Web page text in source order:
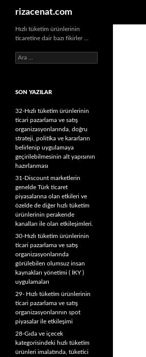
rizacenat.com
Hızlı tüketim ürünlerinin
ticaretine dair bazı fikirler …
A
r
a
SON YAZILAR
32-Hızlı tüketim ürünlerinin
ticari pazarlama ve satış
organizasyonlarında, doğru
strateji, politika ve kararların
belirlenip uygulamaya
geçirilebilmesinin alt yapısının
hazırlanması
31-Discount marketlerin
genelde Türk ticaret
piyasalarına olan etkileri ve
özelde de diğer hızlı tüketim
ürünlerinin perakende
kanalları ile olan etkileşimleri.
30-Hızlı tüketim ürünlerinin
ticari pazarlama ve satış
organizasyonlarında
görülebilen olumsuz insan
kaynakları yönetimi ( İKY )
uygulamaları
29- Hızlı tüketim ürünlerinin
ticari pazarlama ve satış
organizasyonlarının spot
piyasalar ile etkileşimi
28-Gıda ve içecek
kategorisindeki hızlı tüketim
ürünleri imalatında, tüketici